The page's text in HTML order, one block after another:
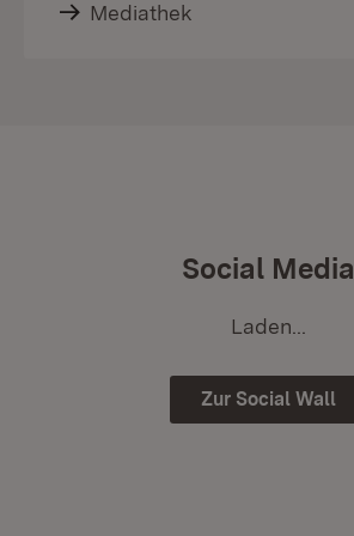
Mediathek
Social Media
Laden...
Zur Social Wall